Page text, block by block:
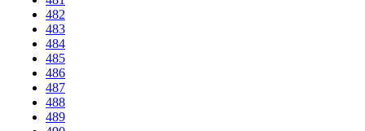
482
483
484
485
486
487
488
489